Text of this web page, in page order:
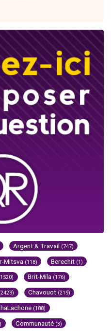
Argent & Travail (747)
Mitsva (118) Berechit (1)
Brit-Mila (176)
Chavouot (219)
(188)
Communauté (3)